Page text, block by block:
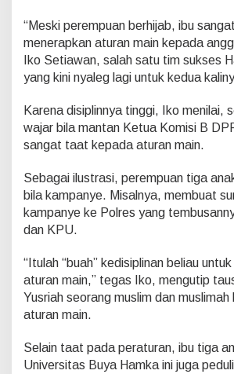
h
a
n
g
e
a
l
T
a
t
u
n
“Meski perempuan berhijab, ibu
menerapkan aturan main kepada
Iko Setiawan, salah satu tim sukses
yang kini nyaleg lagi untuk kedua
Karena disiplinnya tinggi, Iko menilai,
wajar bila mantan Ketua Komisi B
sangat taat kepada aturan main.
Sebagai ilustrasi, perempuan tiga
bila kampanye. Misalnya, membuat
kampanye ke Polres yang
dan KPU.
“Itulah “buah” kedisiplinan beliau
aturan main,” tegas Iko, mengutip
Yusriah seorang muslim dan
aturan main.
Selain taat pada peraturan, ibu tiga
Universitas Buya Hamka ini juga